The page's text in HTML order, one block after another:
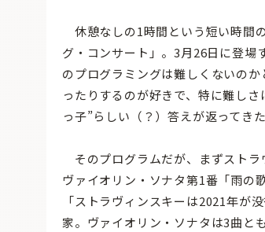
休憩なしの1時間という短い時
グ・コンサート」。3月26日に登場
のプログラミングは難しくないの
ったりするのが好きで、特に難し
っ子”らしい（？）答えが返ってきた
そのプログラムだが、まずスト
ヴァイオリン・ソナタ第1番「雨の歌
「ストラヴィンスキーは2021年が
家。ヴァイオリン・ソナタは3曲と